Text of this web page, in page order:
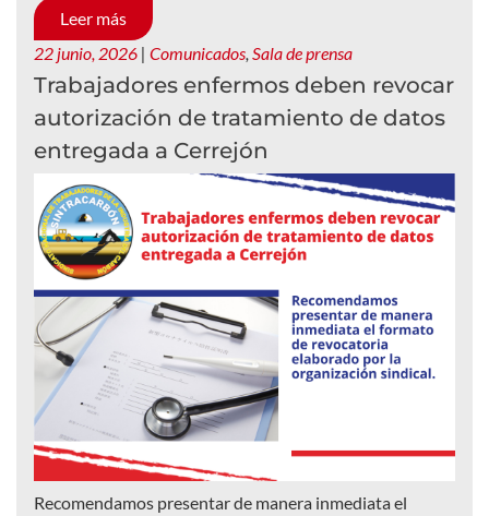
Leer más
22 junio, 2026 | Comunicados, Sala de prensa
Trabajadores enfermos deben revocar
autorización de tratamiento de datos
entregada a Cerrejón
Recomendamos presentar de manera inmediata el